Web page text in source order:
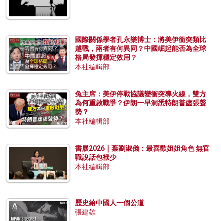
國際關係學者孔永樂博士：將美伊衝突類比
越戰，兩者有何異同？中國崛起能否為全球
格局發揮穩定效用？
本社編輯部
兔主席：美伊停戰協議變衝突導火線，雙方
為何重啟戰爭？伊朗一早洞悉特朗普虛張聲
勢？
本社編輯部
書展2026｜葉劉淑儀：最喜歡姐姐角色 無官
職說話包袱少
本社編輯部
歷史給中國人一個公道
張建雄